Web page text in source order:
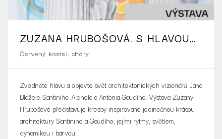
ZUZANA HRUBOŠOVÁ. S HLAVOU
VZHŮRU
Červený kostel, chóry
Zvedněte hlavu a objevte svět architektonických vizionářů Jana
Blažeje Santiniho-Aichela a Antonia Gaudího. Výstava Zuzany
Hrubošové představuje kresby inspirované jedinečnou krásou
architektury Santiniho a Gaudího, jejími rytmy, světlem,
dynamikou i barvou.